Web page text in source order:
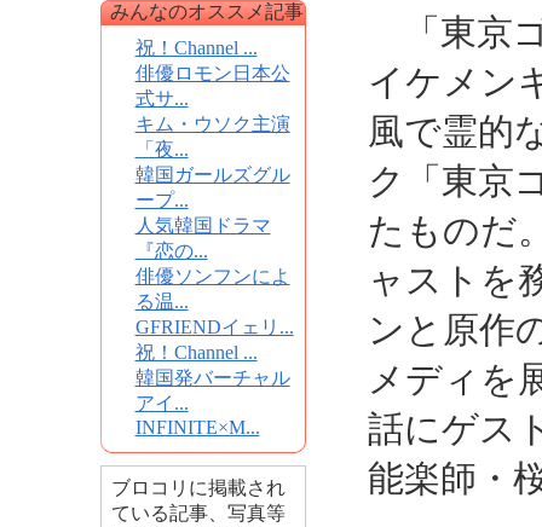
みんなのオススメ記事
祝！Channel ...
俳優ロモン日本公
式サ...
キム・ウソク主演
「夜...
韓国ガールズグル
ープ...
人気韓国ドラマ
『恋の...
俳優ソンフンによ
る温...
GFRIENDイェリ...
祝！Channel ...
韓国発バーチャル
アイ...
INFINITE×M...
ブロコリに掲載され
ている記事、写真等
「東京
イケメン
風で霊的
ク「東京
たものだ
ャストを
ンと原作
メディを
話にゲス
能楽師・